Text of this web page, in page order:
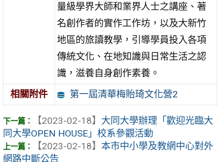
量級學界大師和業界人士之講座、著
名創作者的實作工作坊，以及大新竹
地區的旅讀教學，引導學員投入各項
傳統文化、在地知識與日常生活之認
識，滋養自身創作素養。
相關附件
第一屆清華梅貽琦文化營2
【2023-02-18】 大同大學辦理「歡迎光臨大
同大學OPEN HOUSE」校系參觀活動
【2023-02-18】 本市中小學及教網中心對外
網路中斷公告